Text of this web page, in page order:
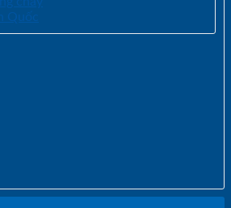
Quốc